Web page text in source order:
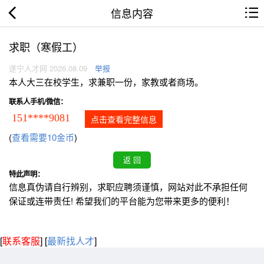
信息内容
求职（寒假工）
遂宁人才网 2026.08.09 举报
本人大三在校学生，求兼职一份，家教或者商场。
联系人手机/微信：
151****9081 点击查看完整信息
(查看需要10金币)
特此声明：
信息真伪请自行辨别，求职应聘须谨慎，网站对此不承担任何
保证或连带责任! 希望我们的平台能为您带来更多的便利！
[联系客服] [最新找人才]